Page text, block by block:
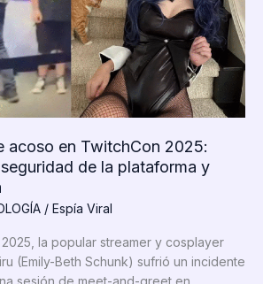
acoso en TwitchCon 2025:
de la plataforma y
/ Espía Viral
la popular streamer y cosplayer
(Emily-Beth Schunk) sufrió un incidente